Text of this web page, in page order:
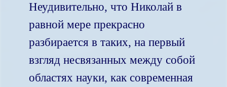
Неудивительно, что Николай в
равной мере прекрасно
разбирается в таких, на первый
взгляд несвязанных между собой
областях науки, как современная